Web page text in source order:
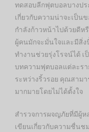
ทดสอบลีกฟุตบอลบางป
เกี่ยวกับความน่าจะเป็น
กำลังก้าวหน้าไปด้วยดีห
ผู้คนมักจะมั่นใจและมีสิ่
ทำงานช่วยรุ่งโรจน์ได้
บทความฟุตบอลแต่ละร
ระหว่างริ้วรอย คุณสาม
มากมายโดยไม่ได้ตั้งใจ
สำรวจการผจญภัยที่มีผู้
เขียนเกี่ยวกับความชื่นช